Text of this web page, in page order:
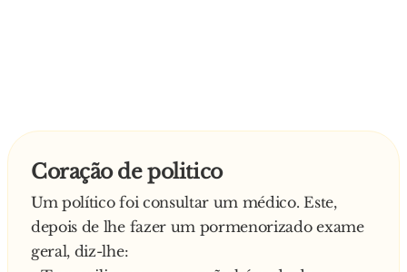
Coração de politico
Um político foi consultar um médico. Este,
depois de lhe fazer um pormenorizado exame
geral, diz-lhe: